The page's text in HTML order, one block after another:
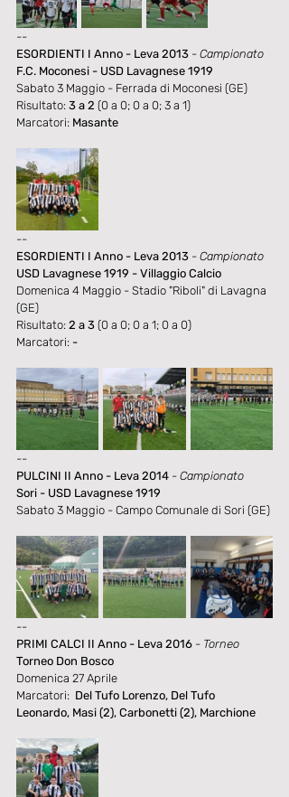
--
ESORDIENTI I Anno - Leva 2013 - Campionato
F.C. Moconesi - USD Lavagnese 1919
Sabato 3 Maggio - Ferrada di Moconesi (GE)
Risultato: 3 a 2 (0 a 0; 0 a 0; 3 a 1)
Marcatori: Masante
--
ESORDIENTI I Anno - Leva 2013 - Campionato
USD Lavagnese 1919 - Villaggio Calcio
Domenica 4 Maggio - Stadio "Riboli" di Lavagna
(GE)
Risultato: 2 a 3 (0 a 0; 0 a 1; 0 a 0)
Marcatori: -
--
PULCINI II Anno - Leva 2014 - Campionato
Sori - USD Lavagnese 1919
Sabato 3 Maggio - Campo Comunale di Sori (GE)
--
PRIMI CALCI II Anno - Leva 2016 - Torneo
Torneo Don Bosco
Domenica 27 Aprile
Marcatori: Del Tufo Lorenzo, Del Tufo
Leonardo, Masi (2), Carbonetti (2), Marchione